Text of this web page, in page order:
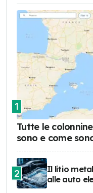
1
Tutte le
sono e come
2
Il litio
alle auto